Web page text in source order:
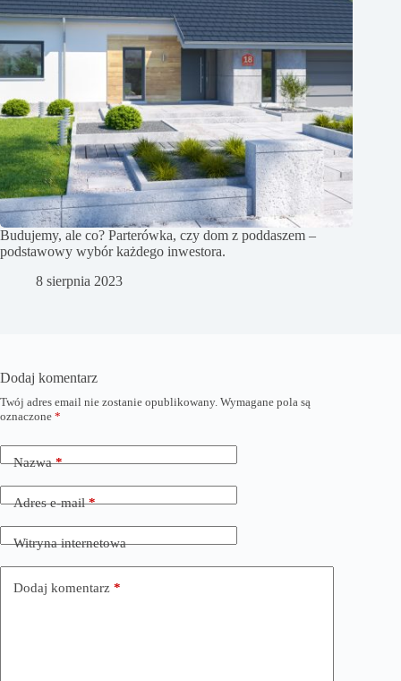
Budujemy, ale co? Parterówka, czy dom z poddaszem –
podstawowy wybór każdego inwestora.
8 sierpnia 2023
Dodaj komentarz
Twój adres email nie zostanie opublikowany. Wymagane pola są
oznaczone *
Nazwa*
Adres e-mail*
Witryna internetowa
Dodaj komentarz *